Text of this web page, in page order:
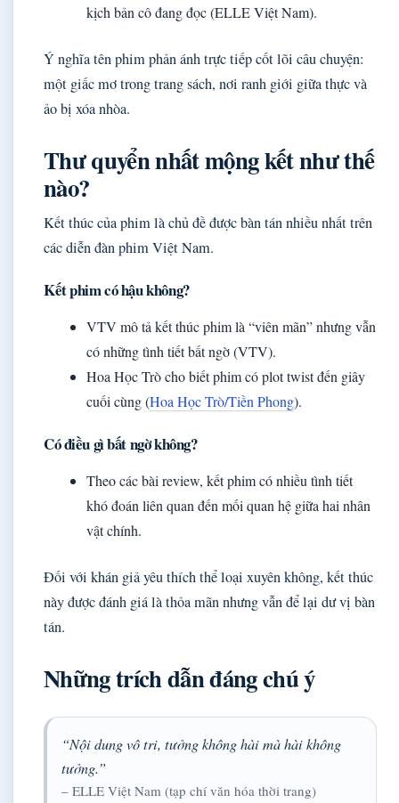
kịch bản cô đang đọc (ELLE Việt Nam).
Ý nghĩa tên phim phản ánh trực tiếp cốt lõi câu chuyện:
một giấc mơ trong trang sách, nơi ranh giới giữa thực và
ảo bị xóa nhòa.
Thư quyển nhất mộng kết như thế
nào?
Kết thúc của phim là chủ đề được bàn tán nhiều nhất trên
các diễn đàn phim Việt Nam.
Kết phim có hậu không?
VTV mô tả kết thúc phim là “viên mãn” nhưng vẫn
có những tình tiết bất ngờ (VTV).
Hoa Học Trò cho biết phim có plot twist đến giây
cuối cùng (Hoa Học Trò/Tiền Phong).
Có điều gì bất ngờ không?
Theo các bài review, kết phim có nhiều tình tiết
khó đoán liên quan đến mối quan hệ giữa hai nhân
vật chính.
Đối với khán giả yêu thích thể loại xuyên không, kết thúc
này được đánh giá là thỏa mãn nhưng vẫn để lại dư vị bàn
tán.
Những trích dẫn đáng chú ý
“Nội dung vô tri, tưởng không hài mà hài không
tưởng.”
– ELLE Việt Nam (tạp chí văn hóa thời trang)